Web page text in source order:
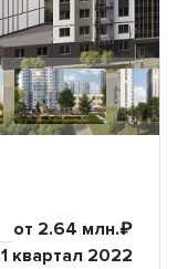
от 2.64 млн.₽
1 квартал 2022